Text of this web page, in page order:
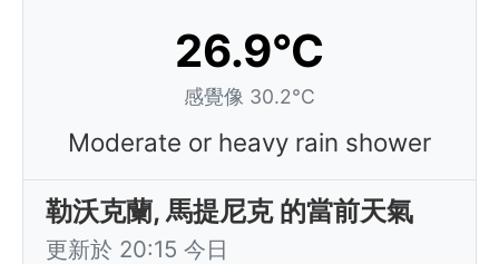
26.9°C
感覺像 30.2°C
Moderate or heavy rain shower
勒沃克蘭, 馬提尼克 的當前天氣
更新於 20:15 今日